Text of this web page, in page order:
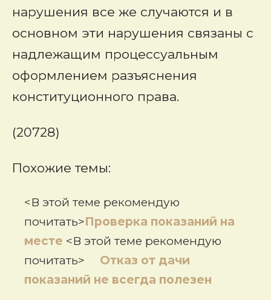
нарушения все же случаются и в
основном эти нарушения связаны с
надлежащим процессуальным
оформлением разъяснения
конституционного права.
(20728)
Похожие темы:
<В этой теме рекомендую
почитать>Проверка показаний на
месте <В этой теме рекомендую
почитать> Отказ от дачи
показаний не всегда полезен